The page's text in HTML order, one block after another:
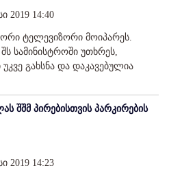
2019 14:40
ორი ტელევიზორი მოიპარეს.
სამინისტროში უთხრეს,
გახსნა და დაკავებულია
შშმ პირებისთვის პარკირების
2019 14:23